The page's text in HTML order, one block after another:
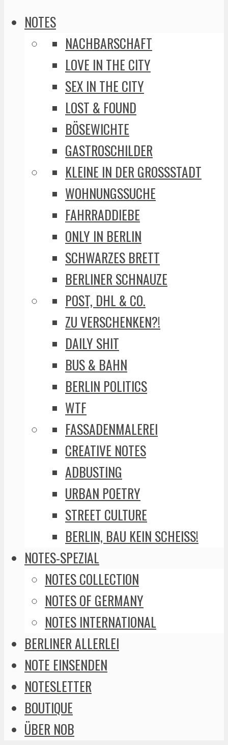
NOTES
NACHBARSCHAFT
LOVE IN THE CITY
SEX IN THE CITY
LOST & FOUND
BÖSEWICHTE
GASTROSCHILDER
KLEINE IN DER GROSSSTADT
WOHNUNGSSUCHE
FAHRRADDIEBE
ONLY IN BERLIN
SCHWARZES BRETT
BERLINER SCHNAUZE
POST, DHL & CO.
ZU VERSCHENKEN?!
DAILY SHIT
BUS & BAHN
BERLIN POLITICS
WTF
FASSADENMALEREI
CREATIVE NOTES
ADBUSTING
URBAN POETRY
STREET CULTURE
BERLIN, BAU KEIN SCHEISS!
NOTES-SPEZIAL
NOTES COLLECTION
NOTES OF GERMANY
NOTES INTERNATIONAL
BERLINER ALLERLEI
NOTE EINSENDEN
NOTESLETTER
BOUTIQUE
ÜBER NOB